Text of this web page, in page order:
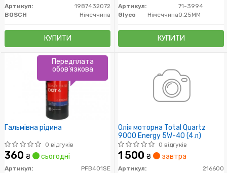
Артикул:
1987432072
BOSCH
Німеччина
КУПИТИ
Артикул:
71-3994
0.25MM
Glyco Німеччина
КУПИТИ
Гальмівна рідина
0 відгуків
360 ₴ сьогодні
Артикул:
PFB401SE
Передплата
обов'язкова
Олія моторна Total Quartz
9000 Energy 5W-40 (4 л)
0 відгуків
1 500 ₴ завтра
Артикул:
216600